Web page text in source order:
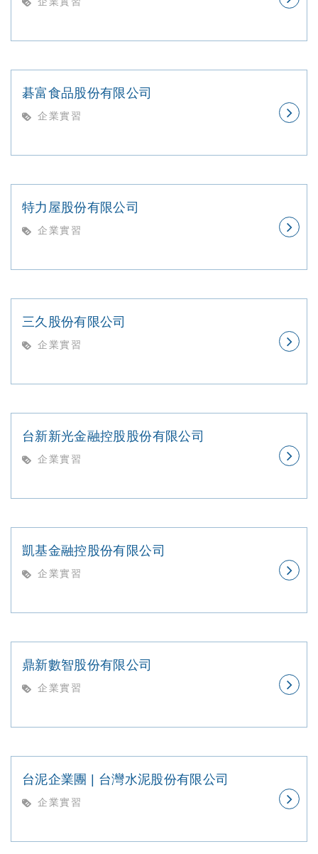
碁富食品股份有限公司
企業實習
特力屋股份有限公司
企業實習
三久股份有限公司
企業實習
台新新光金融控股股份有限公司
企業實習
凱基金融控股份有限公司
企業實習
鼎新數智股份有限公司
企業實習
台泥企業團 | 台灣水泥股份有限公司
企業實習